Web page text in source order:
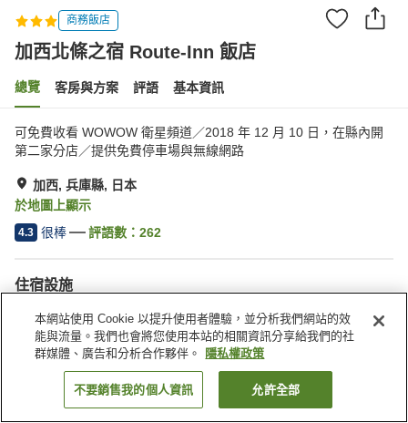
商務飯店
加西北條之宿 Route-Inn 飯店
總覽 客房與方案 評語 基本資訊
可免費收看 WOWOW 衛星頻道／2018 年 12 月 10 日，在縣內開
第二家分店／提供免費停車場與無線網路
加西, 兵庫縣, 日本
於地圖上顯示
4.3 很棒 評語數： 262
住宿設施
停車場
餐廳
自動販賣機
公共澡堂
找客房
本網站使用 Cookie 以提升使用者體驗，並分析我們網站的效
能與流量。我們也會將您使用本站的相關資訊分享給我們的社
群媒體、廣告和分析合作夥伴。
隱私權政策
不要銷售我的個人資訊 允許全部